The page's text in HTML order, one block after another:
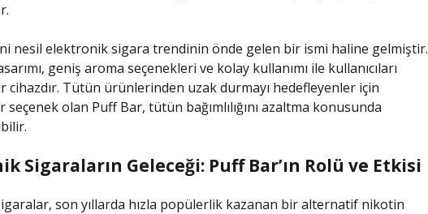
nesil elektronik sigara trendinin önde gelen bir ismi haline gelmiştir.
geniş aroma seçenekleri ve kolay kullanımı ile kullanıcıları
cihazdır. Tütün ürünlerinden uzak durmayı hedefleyenler için
olan Puff Bar, tütün bağımlılığını azaltma konusunda
Sigaraların Geleceği: Puff Bar’ın Rolü ve Etkisi
son yıllarda hızla popülerlik kazanan bir alternatif nikotin